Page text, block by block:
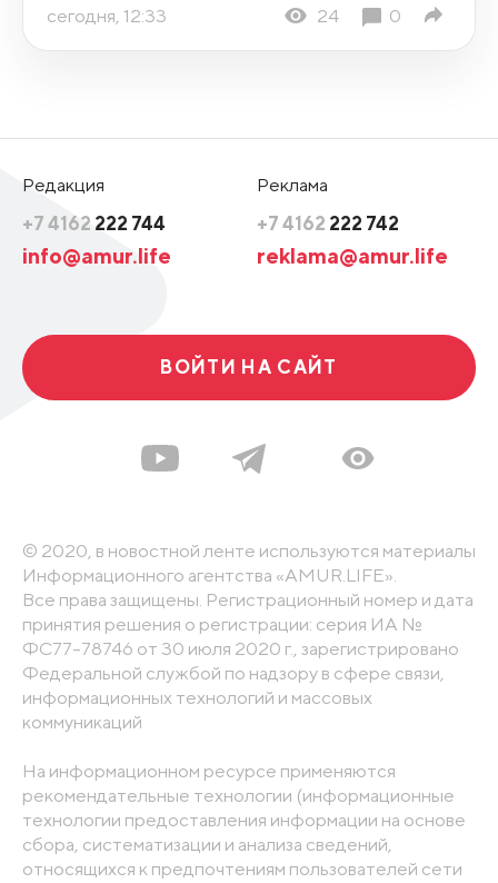
сегодня, 12:33 24 0
Редакция
+7 4162 222 744
info@amur.life
Реклама
+7 4162 222 742
reklama@amur.life
ВОЙТИ НА САЙТ
© 2020, в новостной ленте используются материалы
Информационного агентства «AMUR.LIFE».
Все права защищены. Регистрационный номер и дата
принятия решения о регистрации: серия ИА №
ФС77-78746 от 30 июля 2020 г., зарегистрировано
Федеральной службой по надзору в сфере связи,
информационных технологий и массовых
коммуникаций
На информационном ресурсе применяются
рекомендательные технологии (информационные
технологии предоставления информации на основе
сбора, систематизации и анализа сведений,
относящихся к предпочтениям пользователей сети